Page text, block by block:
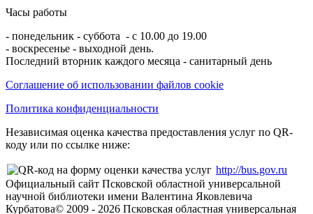
Часы работы
- понедельник - суббота - с 10.00 до 19.00
- воскресенье - выходной день.
Последний вторник каждого месяца - санитарный день
Соглашение об использовании файлов cookie
Политика конфиденциальности
Независимая оценка качества предоставления услуг по QR-
коду или по ссылке ниже:
http://bus.gov.ru
Официальный сайт Псковской областной универсальной
научной библиотеки имени Валентина Яковлевича
Курбатова© 2009 - 2026 Псковская областная универсальная